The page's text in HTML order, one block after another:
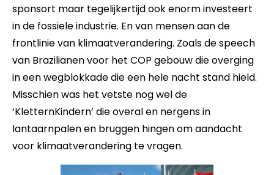
sponsort maar tegelijkertijd ook enorm investeert
in de fossiele industrie. En van mensen aan de
frontlinie van klimaatverandering. Zoals de speech
van Brazilianen voor het COP gebouw die overging
in een wegblokkade die een hele nacht stand hield.
Misschien was het vetste nog wel de
‘KletternKindern’ die overal en nergens in
lantaarnpalen en bruggen hingen om aandacht
voor klimaatverandering te vragen.